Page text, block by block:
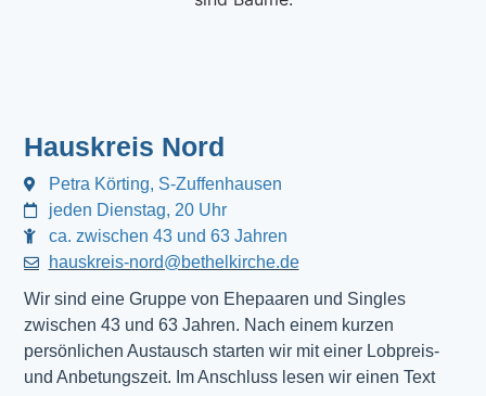
Hauskreis Nord
Petra Körting, S-Zuffenhausen
jeden Dienstag, 20 Uhr
ca. zwischen 43 und 63 Jahren
hauskreis-nord@bethelkirche.de
Wir sind eine Gruppe von Ehepaaren und Singles
zwischen 43 und 63 Jahren. Nach einem kurzen
persönlichen Austausch starten wir mit einer Lobpreis-
und Anbetungszeit. Im Anschluss lesen wir einen Text